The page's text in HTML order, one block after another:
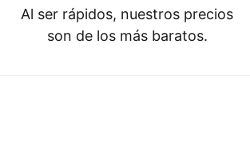
Al ser rápidos, nuestros precios
son de los más baratos.